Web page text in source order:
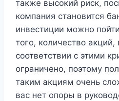
также высокий риск,
компания становится
инвестиции можно
того, количество
соответствии с этими
ограничено, поэтому
таким акциям очень
вас нет опоры в